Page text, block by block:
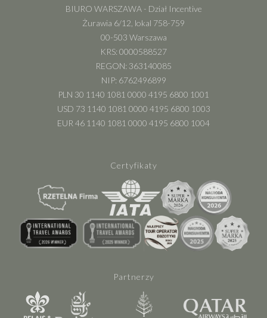
BIURO WARSZAWA - Dział Incentive
Żurawia 6/12, lokal 758-759
00-503 Warszawa
KRS: 0000588527
REGON: 363140085
NIP: 6762496899
PLN 30 1140 1081 0000 4195 6800 1001
USD 73 1140 1081 0000 4195 6800 1003
EUR 46 1140 1081 0000 4195 6800 1004
Certyfikaty
Partnerzy